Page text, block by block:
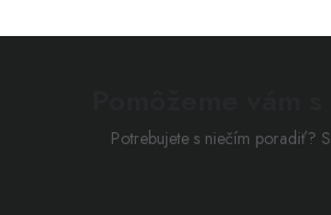
Potrebujete s niečím poradiť?